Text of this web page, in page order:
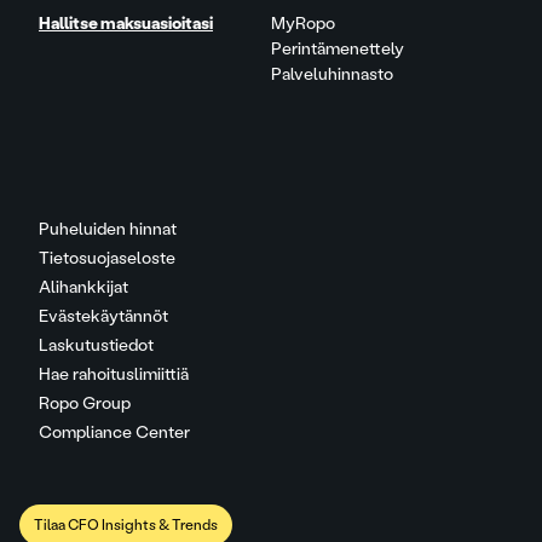
Puheluiden hinnat
Tietosuojaseloste
Alihankkijat
Evästekäytännöt
Laskutustiedot
Hae rahoituslimiittiä
Ropo Group
Compliance Center
Hallitse maksuasioitasi
MyRopo
Perintämenettely
Palveluhinnasto
Tilaa CFO Insights & Trends